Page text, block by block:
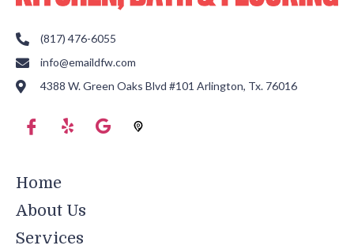
(817) 476-6055
info@emaildfw.com
4388 W. Green Oaks Blvd #101 Arlington, Tx. 76016
Home
About Us
Services